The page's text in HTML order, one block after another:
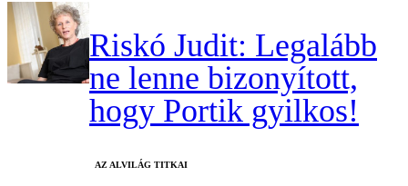
Riskó Judit: Legalább
ne lenne bizonyított,
hogy Portik gyilkos!
AZ ALVILÁG TITKAI